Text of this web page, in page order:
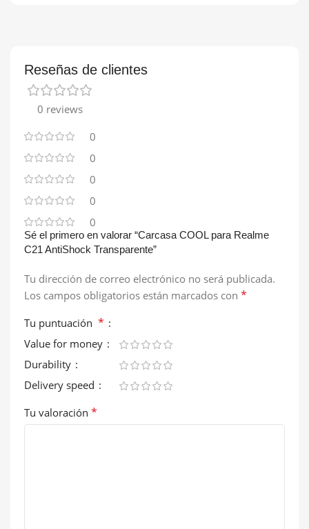
Reseñas de clientes
0 reviews
0
0
0
0
0
Sé el primero en valorar “Carcasa COOL para Realme
C21 AntiShock Transparente”
Tu dirección de correo electrónico no será publicada.
Los campos obligatorios están marcados con *
Tu puntuación *
Value for money
Durability
Delivery speed
Tu valoración *